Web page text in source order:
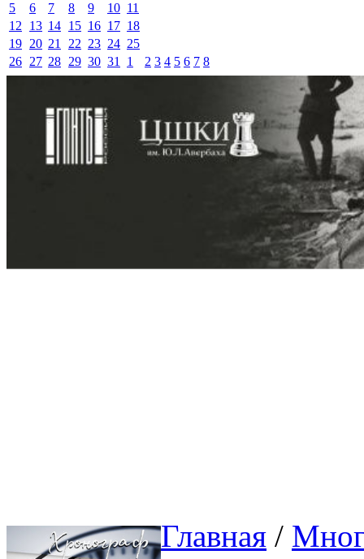
5
6 7 8 9 10 11
12
13 14 15 16 17 18
19 20 21 22 23 24 25
26 27 28 29 30 31 1 2 3 4 5 6 7 8
Главная /